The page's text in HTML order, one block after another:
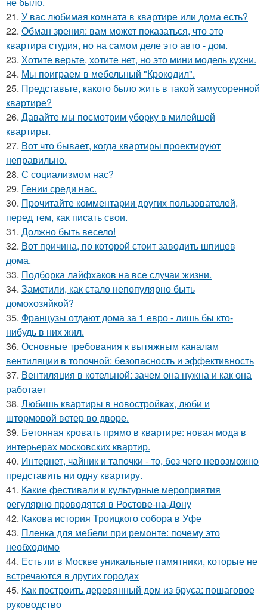
21. У вас любимая комната в квартире или дома есть?
22. Обман зрения: вам может показаться, что это
квартира студия, но на самом деле это авто - дом.
23. Хотите верьте, хотите нет, но это мини модель кухни.
24. Мы поиграем в мебельный "Крокодил".
25. Представьте, какого было жить в такой замусоренной
квартире?
26. Давайте мы посмотрим уборку в милейшей
квартиры.
27. Вот что бывает, когда квартиры проектируют
неправильно.
28. С социализмом нас?
29. Гении среди нас.
30. Прочитайте комментарии других пользователей,
перед тем, как писать свои.
31. Должно быть весело!
32. Вот причина, по которой стоит заводить шпицев
дома.
33. Подборка лайфхаков на все случаи жизни.
34. Заметили, как стало непопулярно быть
домохозяйкой?
35. Французы отдают дома за 1 евро - лишь бы кто-
нибудь в них жил.
36. Основные требования к вытяжным каналам
вентиляции в топочной: безопасность и эффективность
37. Вентиляция в котельной: зачем она нужна и как она
работает
38. Любишь квартиры в новостройках, люби и
штормовой ветер во дворе.
39. Бетонная кровать прямо в квартире: новая мода в
интерьерах московских квартир.
40. Интернет, чайник и тапочки - то, без чего невозможно
представить ни одну квартиру.
41. Какие фестивали и культурные мероприятия
регулярно проводятся в Ростове-на-Дону
42. Какова история Троицкого собора в Уфе
43. Пленка для мебели при ремонте: почему это
необходимо
44. Есть ли в Москве уникальные памятники, которые не
встречаются в других городах
45. Как построить деревянный дом из бруса: пошаговое
руководство